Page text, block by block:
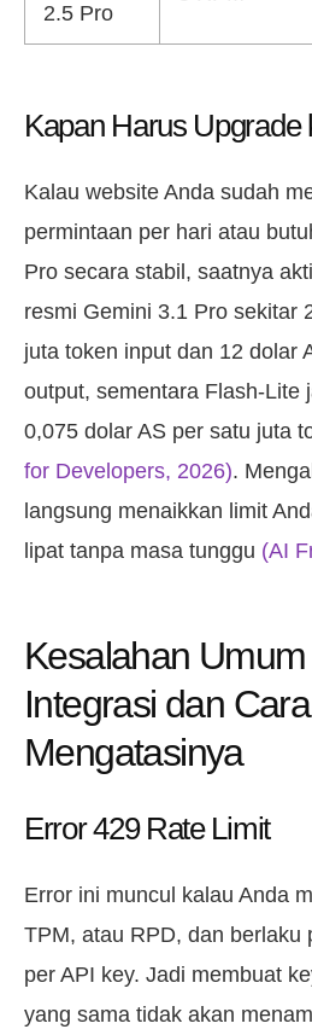
2.5 Pro
Kapan Harus Upgrade
Kalau website Anda sudah
permintaan per hari atau
Pro secara stabil, saatnya
resmi Gemini 3.1 Pro sekitar
juta token input dan 12 dolar
output, sementara Flash-Lite
0,075 dolar AS per satu juta
for Developers, 2026).
langsung menaikkan limit
lipat tanpa masa tunggu (AI
Kesalahan
Integrasi dan Cara
Mengatasinya
Error 429 Rate Limit
Error ini muncul kalau Anda
TPM, atau RPD, dan berlaku
per API key. Jadi membuat
yang sama tidak akan